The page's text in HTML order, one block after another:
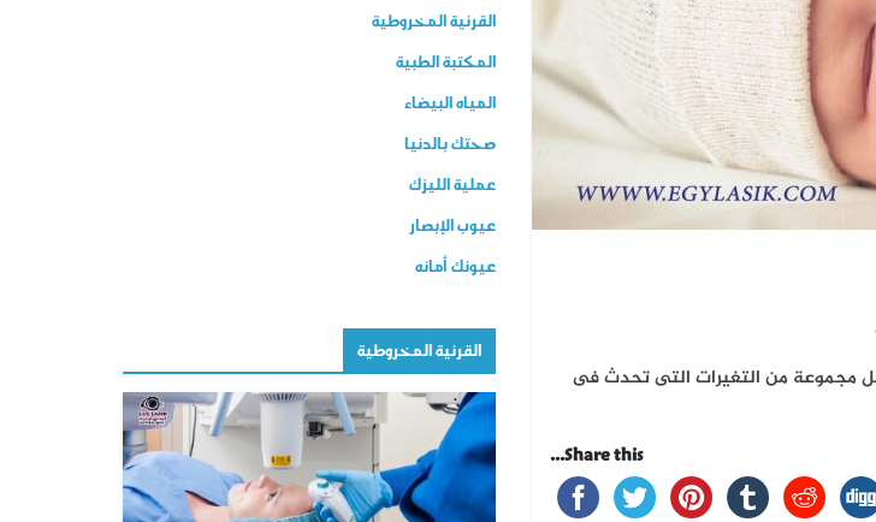
مجموعة من التغيرات التى تحدث فى
Share this...
القرنية المخروطية
المكتبة الطبية
المياه البيضاء
صحتك بالدنيا
عملية الليزك
عيوب الإبصار
عيونك أمانه
القرنية المخروطية